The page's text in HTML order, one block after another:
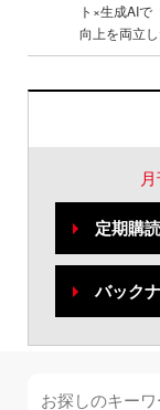
ト×生成AIで
向上を両立
定期購
バック